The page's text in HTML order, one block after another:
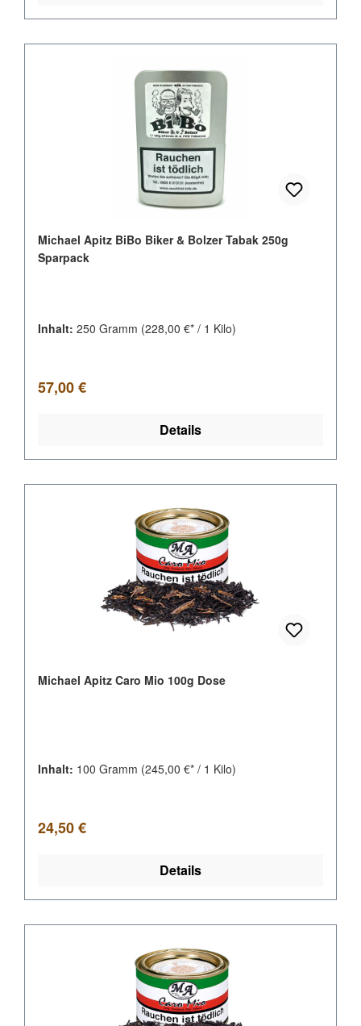
Michael Apitz BiBo Biker & Bolzer Tabak 250g
Sparpack
Inhalt: 250 Gramm (228,00 €* / 1 Kilo)
Regulärer Preis:
57,00 €
Details
Michael Apitz Caro Mio 100g Dose
Inhalt: 100 Gramm (245,00 €* / 1 Kilo)
Regulärer Preis:
24,50 €
Details